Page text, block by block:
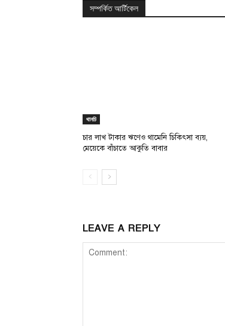
সম্পর্কিত আর্টিকেল
থানচি
চার লাখ টাকার ঋণেও থামেনি চিকিৎসা ব্যয়,
মেয়েকে বাঁচাতে আকুতি বাবার
LEAVE A REPLY